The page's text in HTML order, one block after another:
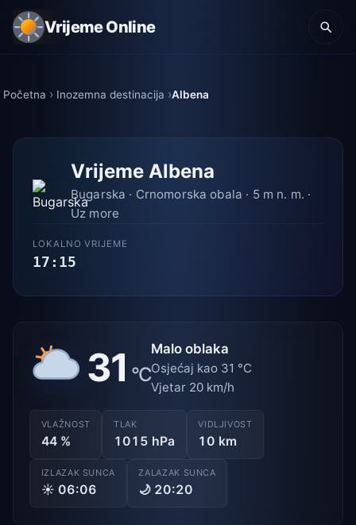
Vrijeme Online
Početna Inozemna destinacija Albena
Vrijeme Albena
Bugarska · Crnomorska obala · 5 m n. m. ·
Uz more
LOKALNO VRIJEME
17:15
31 °C
Malo oblaka
Osjećaj kao 31 °C
Vjetar 20 km/h
VLAŽNOST
44 %
TLAK
1015 hPa
VIDLJIVOST
10 km
IZLAZAK SUNCA
☀ 06:06
ZALAZAK SUNCA
🌙 20:20